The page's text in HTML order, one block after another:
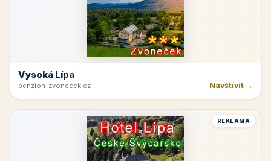
Vysoká Lípa
penzion-zvonecek.cz Navštívit →
REKLAMA